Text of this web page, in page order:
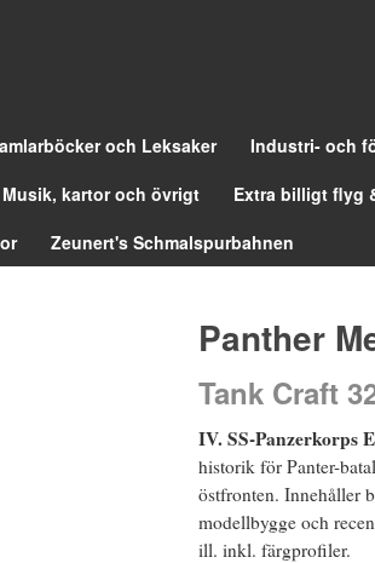
och Leksaker
Industri- och
Musik, kartor och övrigt Extra billigt flyg
Zeunert's Schmalspurbahnen
Panther
Tank Craft
IV. SS-Panzerkorps
historik för Panter-
östfronten. Innehåller
modellbygge och
ill. inkl. färgprofiler.